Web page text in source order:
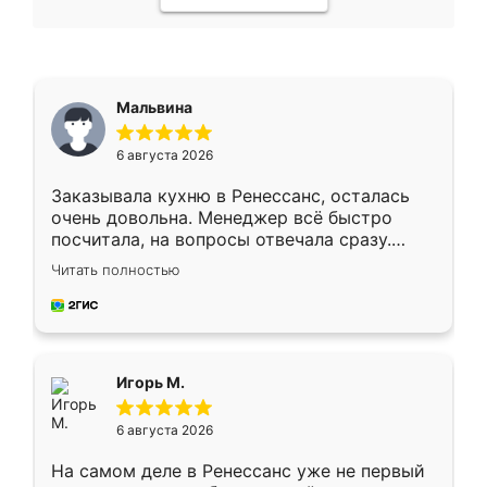
Мальвина
6 августа 2026
Заказывала кухню в Ренессанс, осталась
очень довольна. Менеджер всё быстро
посчитала, на вопросы отвечала сразу.
Замерщик приехал в субботу, подошёл к
делу со всей ответственностью. Собрали
за день, ребята работали аккуратно, даже
Читать полностью
Игорь М.
6 августа 2026
На самом деле в Ренессанс уже не первый